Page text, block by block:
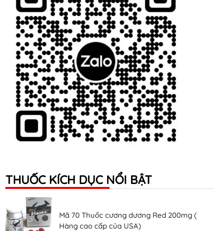
THUỐC KÍCH DỤC NỔI BẬT
Mã 70 Thuốc cương dương Red 200mg (
Hàng cao cấp của USA)